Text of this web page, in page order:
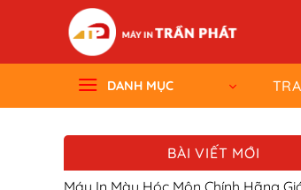
DANH MỤC
BÀI VIẾT MỚI
Máy In Màu Hóc Môn Chính Hãng